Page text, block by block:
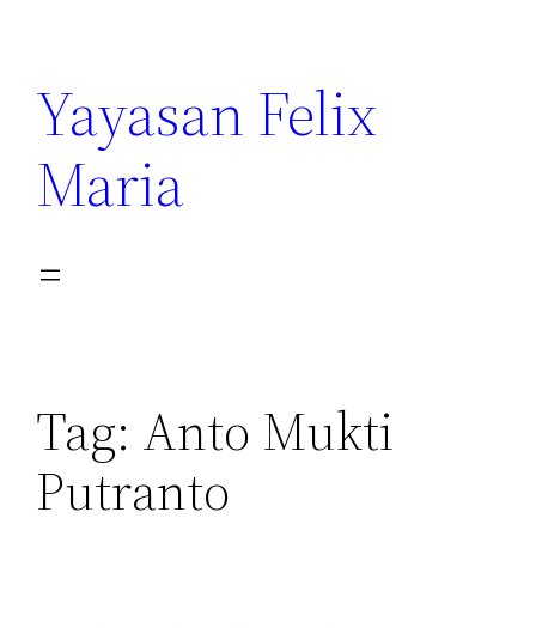
Yayasan Felix
Maria
Tag: Anto Mukti
Putranto